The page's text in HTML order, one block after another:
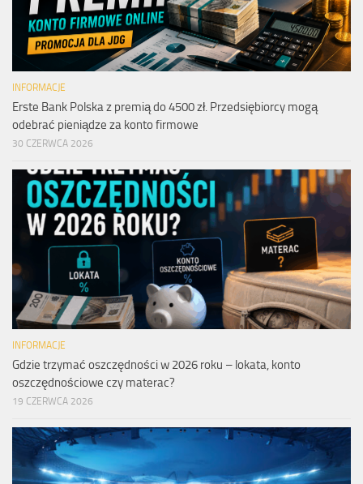
INFORMACJE
Erste Bank Polska z premią do 4500 zł. Przedsiębiorcy mogą
odebrać pieniądze za konto firmowe
30 CZERWCA 2026
INFORMACJE
Gdzie trzymać oszczędności w 2026 roku – lokata, konto
oszczędnościowe czy materac?
19 CZERWCA 2026